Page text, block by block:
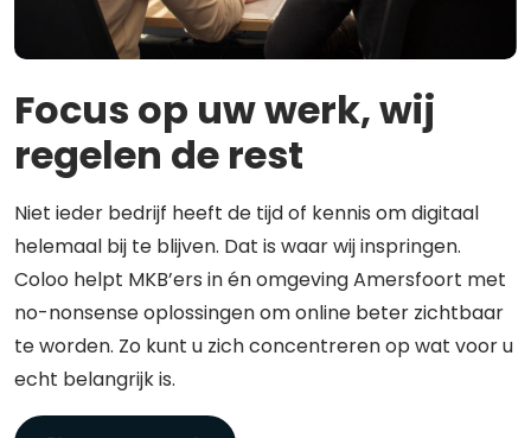
Focus op uw werk, wij
regelen de rest
Niet ieder bedrijf heeft de tijd of kennis om digitaal
helemaal bij te blijven. Dat is waar wij inspringen.
Coloo helpt MKB’ers in én omgeving Amersfoort met
no-nonsense oplossingen om online beter zichtbaar
te worden. Zo kunt u zich concentreren op wat voor u
echt belangrijk is.